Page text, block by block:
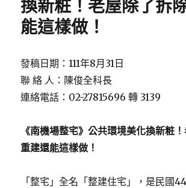
換新粧！老屋除了拆
能這樣做！
發稿日期：111年8月31日
聯 絡 人：陳俊全科長
連絡電話：02-27815696 轉 3139
《南機場整宅》公共環境美化換新粧
重建還能這樣做！
「整宅」全名「整建住宅」，是民國